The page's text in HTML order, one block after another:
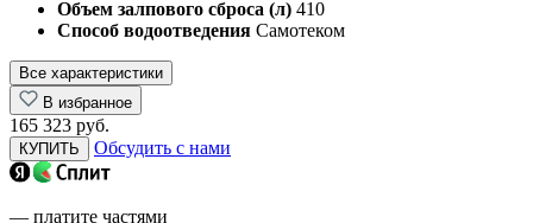
Объем залпового сброса (л) 410
Способ водоотведения Самотеком
Все характеристики
В избранное
165 323 руб.
КУПИТЬ Обсудить с нами
— платите частями